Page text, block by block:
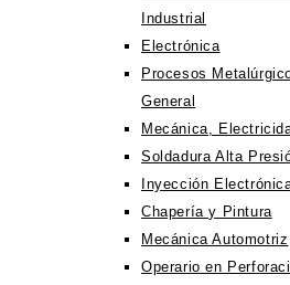
Industrial
Electrónica
Procesos
General
Mecánica,
Soldadura Alta
Inyección
Chapería y Pintura
Mecánica Automotriz
Operario en